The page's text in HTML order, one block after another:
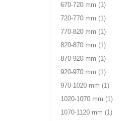
Warenkorb
670-720 mm 1Produkt(e)
Warenkorb
720-770 mm 1Produkt(e)
Warenkorb
770-820 mm 1Produkt(e)
Warenkorb
820-870 mm 1Produkt(e)
Warenkorb
870-920 mm 1Produkt(e)
Warenkorb
920-970 mm 1Produkt(e)
Warenkorb
970-1020 mm 1Produkt(e)
Warenkorb
1020-1070 mm 1Produkt(e)
Warenkorb
1070-1120 mm 1Produkt(e)